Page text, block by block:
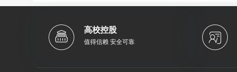
高校控股
值得信赖 安全可靠